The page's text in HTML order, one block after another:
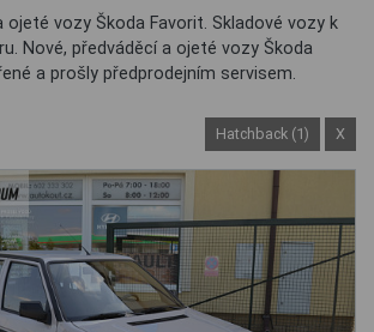
ojeté vozy Škoda Favorit. Skladové vozy k
Nové, předváděcí a ojeté vozy Škoda
a prošly předprodejním servisem.
Hatchback (1) X